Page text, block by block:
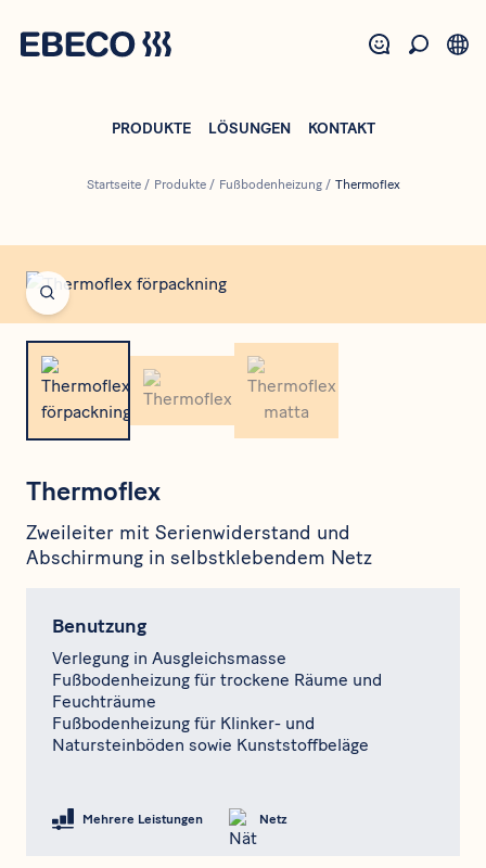
zum
PRODUKTE LÖSUNGEN KONTAKT
Startseite/ Produkte/ Fußbodenheizung/ Thermoflex
Open fullscreen
Thermoflex
Zweileiter mit Serienwiderstand und
Abschirmung in selbstklebendem Netz
Benutzung
Verlegung in Ausgleichsmasse
Fußbodenheizung für trockene Räume und
Feuchträume
Fußbodenheizung für Klinker- und
Natursteinböden sowie Kunststoffbeläge
Mehrere Leistungen Netz